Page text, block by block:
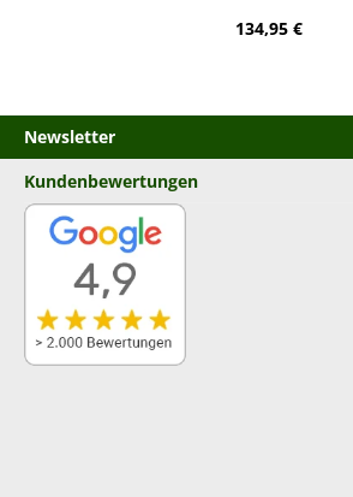
Regulärer Preis:
134,95 €
Newsletter
Kundenbewertungen